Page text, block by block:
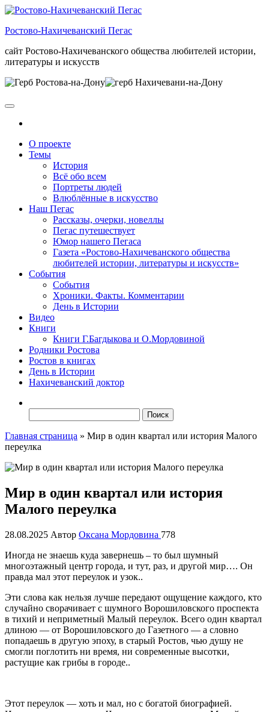
Skip
the
Ростово-Нахичеванский Пегас
сайт Ростово-Нахичеванского общества любителей истории,
литературы и искусств
О проекте
Темы
История
Всё обо всем
Портреты людей
Влюблённые в искусство
Наш Пегас
Рассказы, очерки, новеллы
Пегас путешествует
Юмор нашего Пегаса
Газета «Ростово-Нахичеванского общества
любителей истории, литературы и искусств»
События
События
Хроники. Факты. Комментарии
День в Истории
Видео
Книги
Книги Г.Багдыкова и О.Мордовиной
Родники Ростова
Ростов в книгах
День в Истории
Нахичеванский доктор
Главная страница » Мир в один квартал или история Малого
переулка
Мир в один квартал или история
Малого переулка
28.08.2025 Автор Оксана Мордовина 778
Иногда не знаешь куда завернешь – то был шумный
многоэтажный центр города, и тут, раз, и другой мир…. Он
правда мал этот переулок и узок..
Эти слова как нельзя лучше передают ощущение каждого, кто
случайно сворачивает с шумного Ворошиловского проспекта
в тихий и неприметный Малый переулок. Всего один квартал
длиною — от Ворошиловского до Газетного — а словно
попадаешь в другую эпоху, в старый Ростов, чью душу не
смогли поглотить ни время, ни современные высотки,
растущие как грибы в городе..
Этот переулок — хоть и мал, но с богатой биографией.